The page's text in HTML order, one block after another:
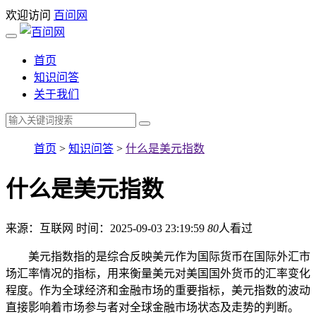
欢迎访问 百问网
首页
知识问答
关于我们
首页 > 知识问答 > 什么是美元指数
什么是美元指数
来源：互联网 时间：2025-09-03 23:19:59 80人看过
美元指数指的是综合反映美元作为国际货币在国际外汇市
场汇率情况的指标，用来衡量美元对美国国外货币的汇率变化
程度。作为全球经济和金融市场的重要指标，美元指数的波动
直接影响着市场参与者对全球金融市场状态及走势的判断。